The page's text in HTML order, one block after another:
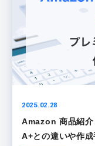
2025.02.28
Amazon 商品紹介
A+との違いや作